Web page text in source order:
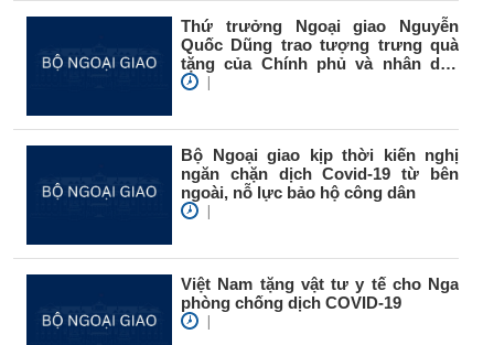
Thứ trưởng Ngoại giao Nguyễn
Quốc Dũng trao tượng trưng quà
tặng của Chính phủ và nhân dân
Việt...
|
Bộ Ngoại giao kịp thời kiến nghị
ngăn chặn dịch Covid-19 từ bên
ngoài, nỗ lực bảo hộ công dân
|
Việt Nam tặng vật tư y tế cho Nga
phòng chống dịch COVID-19
|